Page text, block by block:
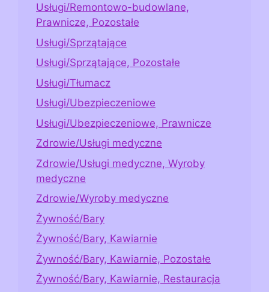
Usługi/Remontowo-budowlane,
Prawnicze, Pozostałe
Usługi/Sprzątające
Usługi/Sprzątające, Pozostałe
Usługi/Tłumacz
Usługi/Ubezpieczeniowe
Usługi/Ubezpieczeniowe, Prawnicze
Zdrowie/Usługi medyczne
Zdrowie/Usługi medyczne, Wyroby
medyczne
Zdrowie/Wyroby medyczne
Żywność/Bary
Żywność/Bary, Kawiarnie
Żywność/Bary, Kawiarnie, Pozostałe
Żywność/Bary, Kawiarnie, Restauracja